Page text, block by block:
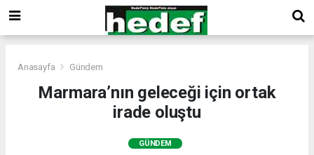
Anasayfa Gündem
Marmara’nın geleceği için ortak
irade oluştu
GÜNDEM